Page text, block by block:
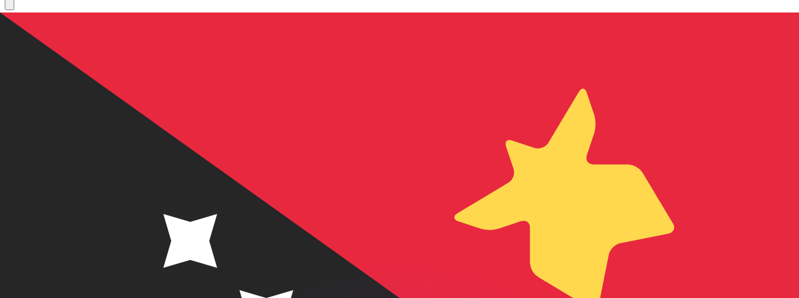
a
Kina de Papúa Nueva Guinea
Tasa del mercado medio a las 21:53 UTC
Podemos superar las tasas de los competidores.
Usamos la tasa del mercado medio para nuestro conversor. Esto solo tiene fines informativos. No recibirás esta tasa cuando envíes dinero.Consulta las tasas de envío.
¿Sabías que puedes enviar dinero al extranjero con Xe?